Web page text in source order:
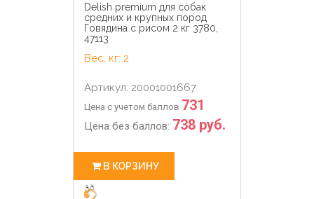
Delish premium для собак
средних и крупных пород
Говядина с рисом 2 кг 3780,
47113
Вес, кг: 2
Артикул: 20001001667
Цена с учетом баллов 731
Цена без баллов: 738 руб.
В КОРЗИНУ